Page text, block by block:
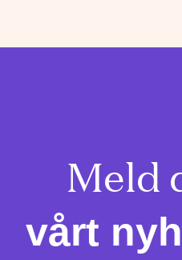
Meld
vårt